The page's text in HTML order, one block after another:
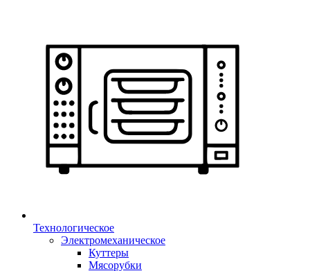
Технологическое
Электромеханическое
Куттеры
Мясорубки